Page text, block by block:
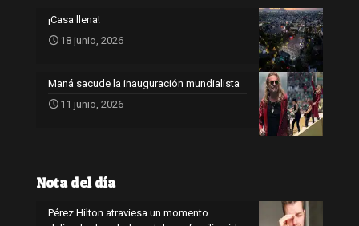
¡Casa llena!
18 junio, 2026
Maná sacude la inauguración mundialista
11 junio, 2026
Nota del día
Pérez Hilton atraviesa un momento